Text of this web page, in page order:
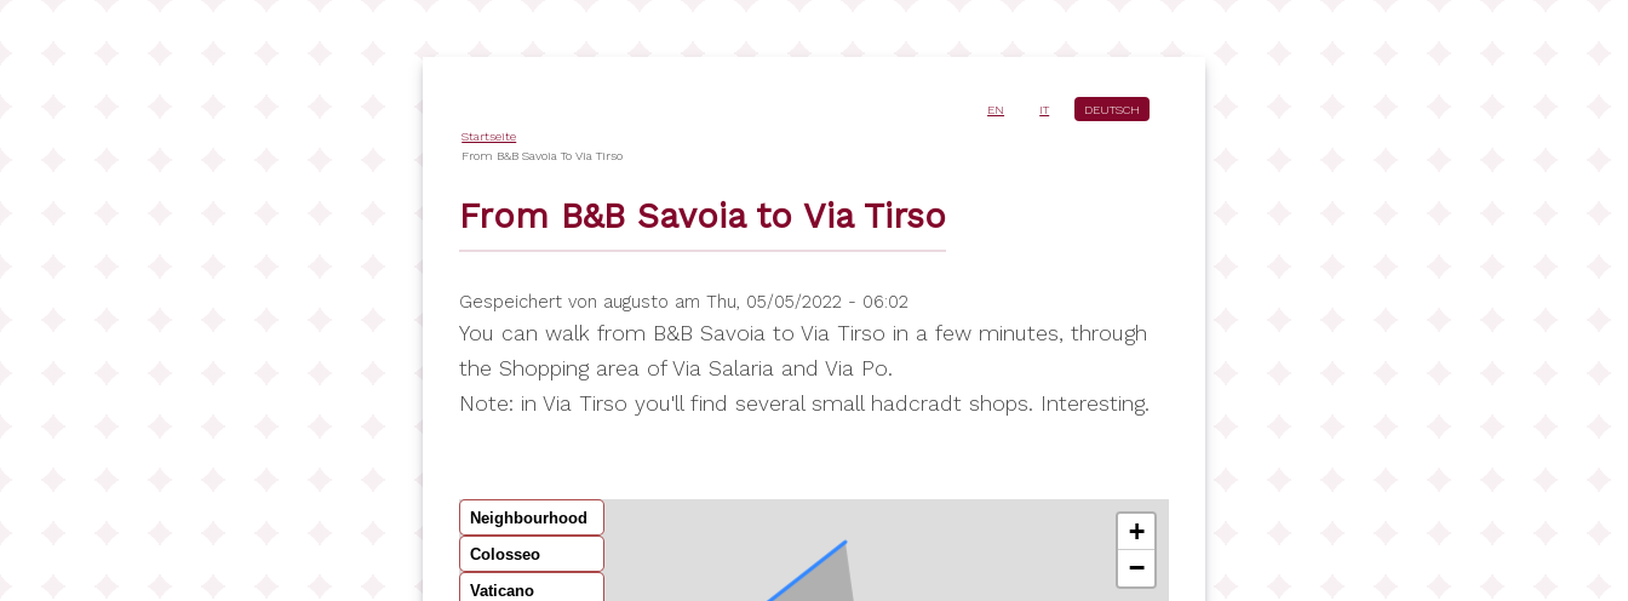
EN IT DEUTSCH
Pfadnavigation
Startseite
From B&B Savoia To Via Tirso
From B&B Savoia to Via Tirso
Gespeichert von augusto am Thu, 05/05/2022 - 06:02
You can walk from B&B Savoia to Via Tirso in a few minutes, through
the Shopping area of Via Salaria and Via Po.
Note: in Via Tirso you'll find several small hadcradt shops. Interesting.
Neighbourhood
Colosseo
Vaticano
+
−